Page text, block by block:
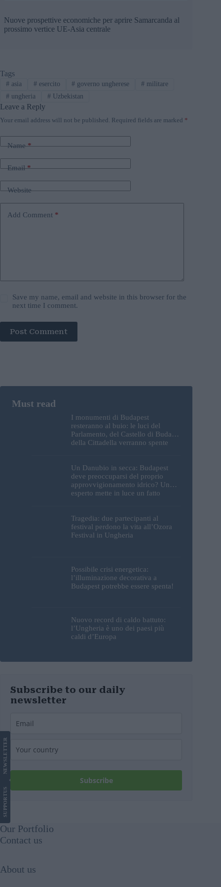
Nuove prospettive economiche per aprire Samarcanda al
prossimo vertice UE-Asia centrale
Tags
#asia #esercito # governo ungherese # militare
#ungheria #Uzbekistan
Leave a Reply
Your email address will not be published. Required fields are marked *
Name*
Email*
Website
Add Comment *
Save my name, email and website in this browser for the
next time I comment.
Post Comment
I monumenti di Budapest
resteranno al buio: le luci del
Parlamento, del Castello di Buda e
della Cittadella verranno spente
Un Danubio in secca: Budapest
deve preoccuparsi del proprio
approvvigionamento idrico? Un
esperto mette in luce un fatto
Tragedia: due partecipanti al
festival perdono la vita all’Ozora
Festival in Ungheria
Possibile crisi energetica:
l’illuminazione decorativa a
Budapest potrebbe essere spenta!
Nuovo record di caldo battuto:
l’Ungheria è uno dei paesi più
caldi d’Europa
Subscribe to our daily
newsletter
Subscribe
SUPPORT
US
NEWS
LETTER
Our Portfolio
Contact us
About us